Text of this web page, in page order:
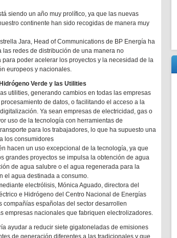
siendo un año muy prolífico, ya que las nuevas
continente han sido recogidas de manera muy
Jara, Head of Communications de BP Energía ha
redes de distribución de una manera no
poder acelerar los proyectos y la necesidad de la
europeos y nacionales.
Verde y las Utilities
utilities, generando cambios en todas las empresas
de datos, o facilitando el acceso a la
Ya sean empresas de electricidad, gas o
uso de la tecnología con herramientas de
para los trabajadores, lo que ha supuesto una
los consumidores
hacen un uso excepcional de la tecnología, ya que
grandes proyectos se impulsa la obtención de agua
de agua salubre o el agua regenerada para la
el agua destinada a consumo.
electrólisis, Mónica Aguado, directora del
e Hidrógeno del Centro Nacional de Energías
compañías españolas del sector desarrollen
empresas nacionales que fabriquen electrolizadores.
ayudar a reducir siete gigatoneladas de emisiones
de generación diferentes a las tradicionales y que